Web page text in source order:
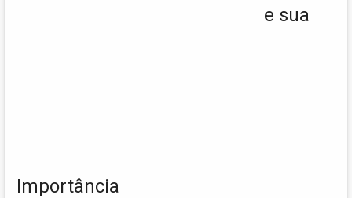
e sua
Importância